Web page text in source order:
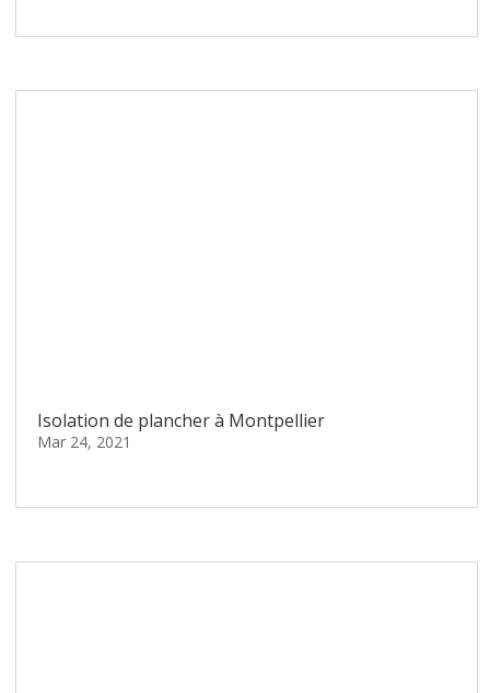
Isolation de plancher à Montpellier
Mar 24, 2021